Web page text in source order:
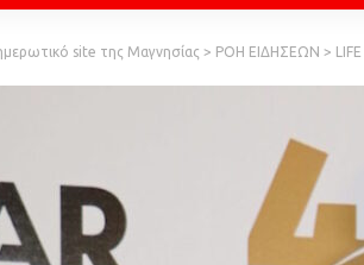
site της Μαγνησίας > ΡΟΗ ΕΙΔΗΣΕΩΝ > LIFE